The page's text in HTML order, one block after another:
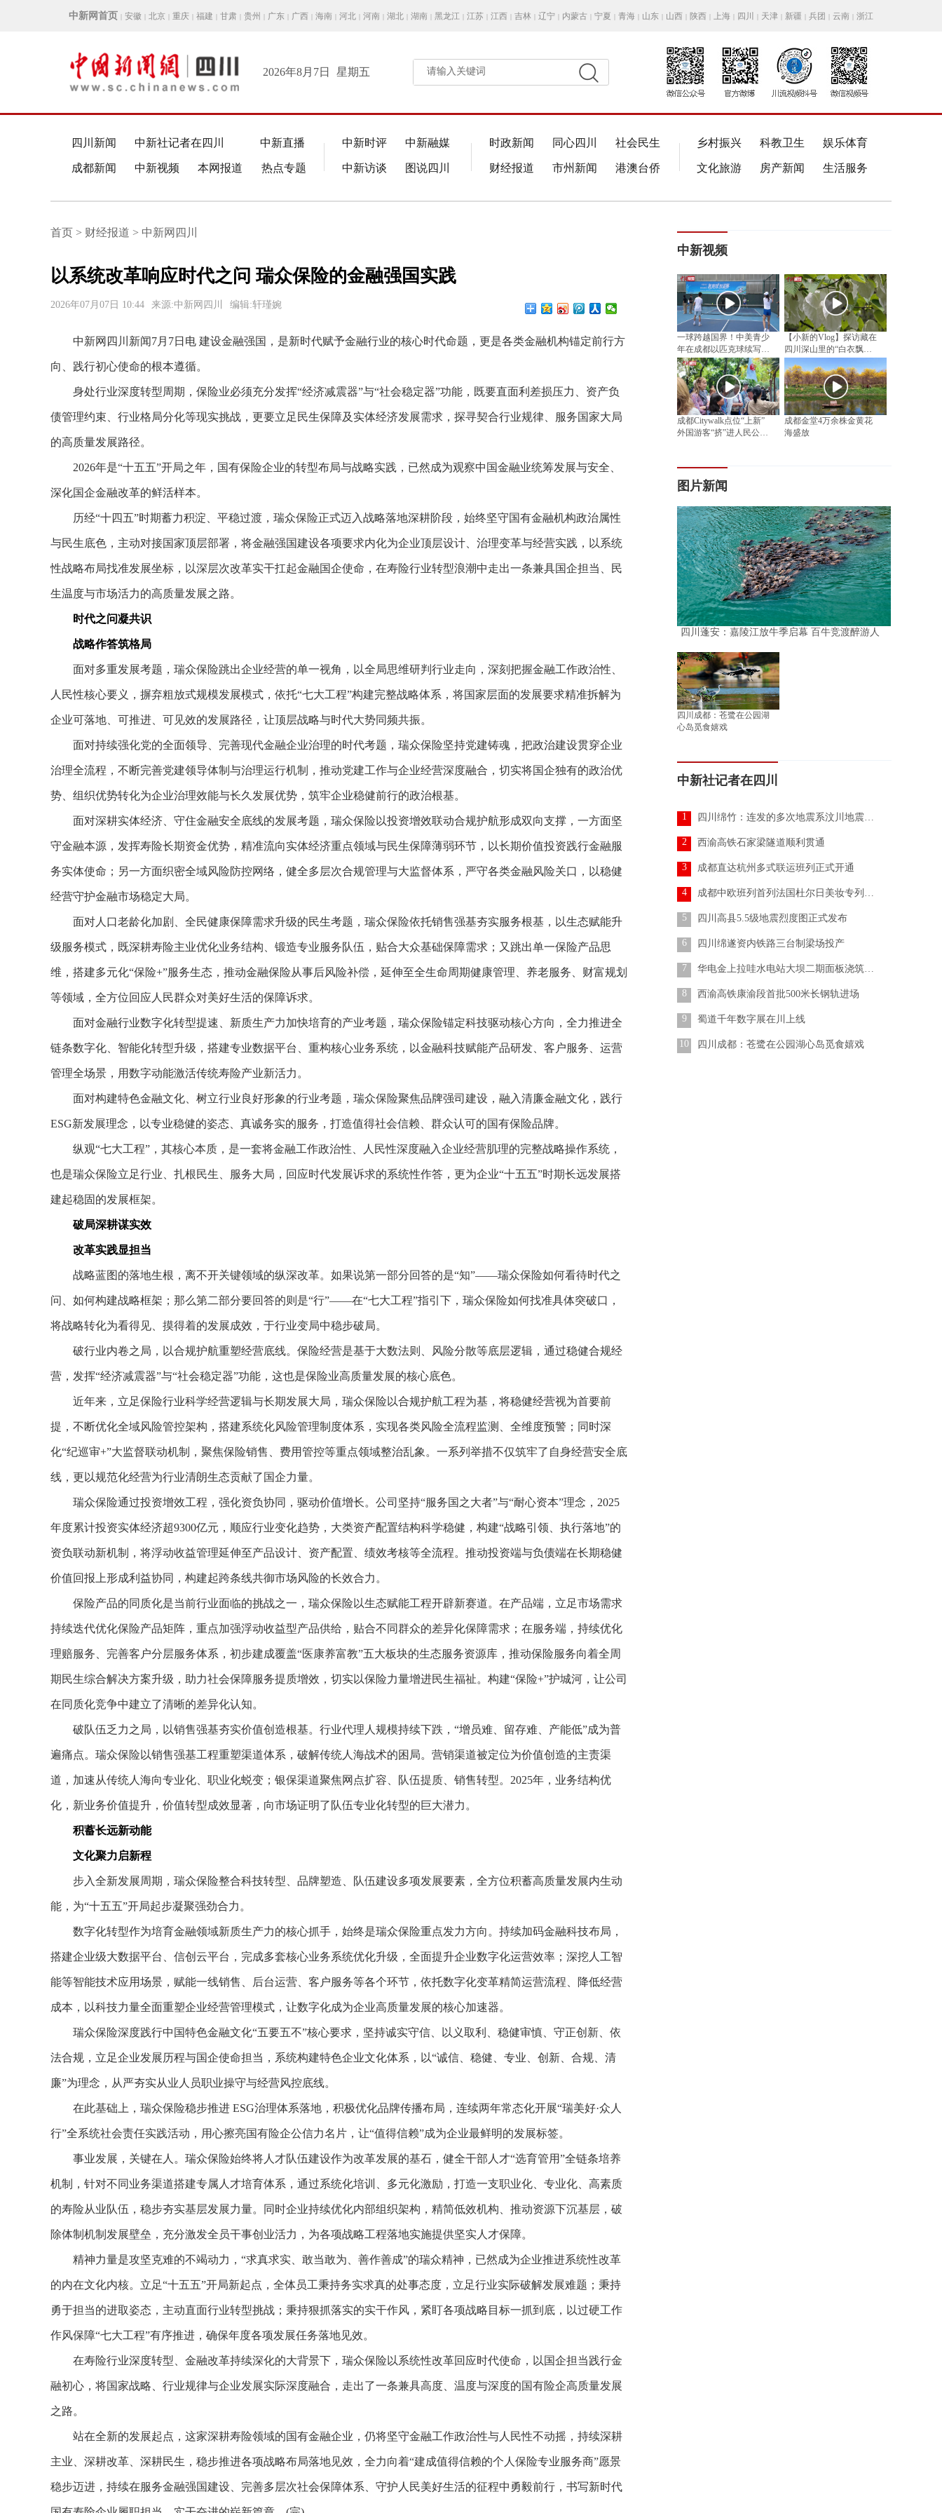
中新网首页 | 安徽 | 北京 | 重庆 | 福建 | 甘肃 | 贵州 | 广东 | 广西 | 海南 | 河北 | 河南 | 湖北 | 湖南 | 黑龙江 | 江苏 | 江西 | 吉林 | 辽宁 | 内蒙古 | 宁夏 | 青海 | 山东 | 山西 | 陕西 | 上海 | 四川 | 天津 | 新疆 | 兵团 | 云南 | 浙江
2026年8月7日 星期五 请输入关键词
四川新闻 中新社记者在四川 中新直播
成都新闻 中新视频 本网报道 热点专题
中新时评 中新融媒
中新访谈 图说四川
时政新闻 同心四川 社会民生
财经报道 市州新闻 港澳台侨
乡村振兴 科教卫生 娱乐体育
文化旅游 房产新闻 生活服务
首页 > 财经报道 > 中新网四川
以系统改革响应时代之问 瑞众保险的金融强国实践
2026年07月07日 10:44 来源:中新网四川 编辑:轩瑾婉
中新网四川新闻7月7日电 建设金融强国，是新时代赋予金融行业的核心时代命题，更是各类金融机构锚定前行方
向、践行初心使命的根本遵循。
身处行业深度转型周期，保险业必须充分发挥“经济减震器”与“社会稳定器”功能，既要直面利差损压力、资产负
债管理约束、行业格局分化等现实挑战，更要立足民生保障及实体经济发展需求，探寻契合行业规律、服务国家大局
的高质量发展路径。
2026年是“十五五”开局之年，国有保险企业的转型布局与战略实践，已然成为观察中国金融业统筹发展与安全、
深化国企金融改革的鲜活样本。
历经“十四五”时期蓄力积淀、平稳过渡，瑞众保险正式迈入战略落地深耕阶段，始终坚守国有金融机构政治属性
与民生底色，主动对接国家顶层部署，将金融强国建设各项要求内化为企业顶层设计、治理变革与经营实践，以系统
性战略布局找准发展坐标，以深层次改革实干扛起金融国企使命，在寿险行业转型浪潮中走出一条兼具国企担当、民
生温度与市场活力的高质量发展之路。
时代之问凝共识
战略作答筑格局
面对多重发展考题，瑞众保险跳出企业经营的单一视角，以全局思维研判行业走向，深刻把握金融工作政治性、
人民性核心要义，摒弃粗放式规模发展模式，依托“七大工程”构建完整战略体系，将国家层面的发展要求精准拆解为
企业可落地、可推进、可见效的发展路径，让顶层战略与时代大势同频共振。
面对持续强化党的全面领导、完善现代金融企业治理的时代考题，瑞众保险坚持党建铸魂，把政治建设贯穿企业
治理全流程，不断完善党建领导体制与治理运行机制，推动党建工作与企业经营深度融合，切实将国企独有的政治优
势、组织优势转化为企业治理效能与长久发展优势，筑牢企业稳健前行的政治根基。
面对深耕实体经济、守住金融安全底线的发展考题，瑞众保险以投资增效联动合规护航形成双向支撑，一方面坚
守金融本源，发挥寿险长期资金优势，精准流向实体经济重点领域与民生保障薄弱环节，以长期价值投资践行金融服
务实体使命；另一方面织密全域风险防控网络，健全多层次合规管理与大监督体系，严守各类金融风险关口，以稳健
经营守护金融市场稳定大局。
面对人口老龄化加剧、全民健康保障需求升级的民生考题，瑞众保险依托销售强基夯实服务根基，以生态赋能升
级服务模式，既深耕寿险主业优化业务结构、锻造专业服务队伍，贴合大众基础保障需求；又跳出单一保险产品思
维，搭建多元化“保险+”服务生态，推动金融保险从事后风险补偿，延伸至全生命周期健康管理、养老服务、财富规划
等领域，全方位回应人民群众对美好生活的保障诉求。
面对金融行业数字化转型提速、新质生产力加快培育的产业考题，瑞众保险锚定科技驱动核心方向，全力推进全
链条数字化、智能化转型升级，搭建专业数据平台、重构核心业务系统，以金融科技赋能产品研发、客户服务、运营
管理全场景，用数字动能激活传统寿险产业新活力。
面对构建特色金融文化、树立行业良好形象的行业考题，瑞众保险聚焦品牌强司建设，融入清廉金融文化，践行
ESG新发展理念，以专业稳健的姿态、真诚务实的服务，打造值得社会信赖、群众认可的国有保险品牌。
纵观“七大工程”，其核心本质，是一套将金融工作政治性、人民性深度融入企业经营肌理的完整战略操作系统，
也是瑞众保险立足行业、扎根民生、服务大局，回应时代发展诉求的系统性作答，更为企业“十五五”时期长远发展搭
建起稳固的发展框架。
破局深耕谋实效
改革实践显担当
战略蓝图的落地生根，离不开关键领域的纵深改革。如果说第一部分回答的是“知”——瑞众保险如何看待时代之
问、如何构建战略框架；那么第二部分要回答的则是“行”——在“七大工程”指引下，瑞众保险如何找准具体突破口，
将战略转化为看得见、摸得着的发展成效，于行业变局中稳步破局。
破行业内卷之局，以合规护航重塑经营底线。保险经营是基于大数法则、风险分散等底层逻辑，通过稳健合规经
营，发挥“经济减震器”与“社会稳定器”功能，这也是保险业高质量发展的核心底色。
近年来，立足保险行业科学经营逻辑与长期发展大局，瑞众保险以合规护航工程为基，将稳健经营视为首要前
提，不断优化全域风险管控架构，搭建系统化风险管理制度体系，实现各类风险全流程监测、全维度预警；同时深
化“纪巡审+”大监督联动机制，聚焦保险销售、费用管控等重点领域整治乱象。一系列举措不仅筑牢了自身经营安全底
线，更以规范化经营为行业清朗生态贡献了国企力量。
瑞众保险通过投资增效工程，强化资负协同，驱动价值增长。公司坚持“服务国之大者”与“耐心资本”理念，2025
年度累计投资实体经济超9300亿元，顺应行业变化趋势，大类资产配置结构科学稳健，构建“战略引领、执行落地”的
资负联动新机制，将浮动收益管理延伸至产品设计、资产配置、绩效考核等全流程。推动投资端与负债端在长期稳健
价值回报上形成利益协同，构建起跨条线共御市场风险的长效合力。
保险产品的同质化是当前行业面临的挑战之一，瑞众保险以生态赋能工程开辟新赛道。在产品端，立足市场需求
持续迭代优化保险产品矩阵，重点加强浮动收益型产品供给，贴合不同群众的差异化保障需求；在服务端，持续优化
理赔服务、完善客户分层服务体系，初步建成覆盖“医康养富教”五大板块的生态服务资源库，推动保险服务向着全周
期民生综合解决方案升级，助力社会保障服务提质增效，切实以保险力量增进民生福祉。构建“保险+”护城河，让公司
在同质化竞争中建立了清晰的差异化认知。
破队伍乏力之局，以销售强基夯实价值创造根基。行业代理人规模持续下跌，“增员难、留存难、产能低”成为普
遍痛点。瑞众保险以销售强基工程重塑渠道体系，破解传统人海战术的困局。营销渠道被定位为价值创造的主责渠
道，加速从传统人海向专业化、职业化蜕变；银保渠道聚焦网点扩容、队伍提质、销售转型。2025年，业务结构优
化，新业务价值提升，价值转型成效显著，向市场证明了队伍专业化转型的巨大潜力。
积蓄长远新动能
文化聚力启新程
步入全新发展周期，瑞众保险整合科技转型、品牌塑造、队伍建设多项发展要素，全方位积蓄高质量发展内生动
能，为“十五五”开局起步凝聚强劲合力。
数字化转型作为培育金融领域新质生产力的核心抓手，始终是瑞众保险重点发力方向。持续加码金融科技布局，
搭建企业级大数据平台、信创云平台，完成多套核心业务系统优化升级，全面提升企业数字化运营效率；深挖人工智
能等智能技术应用场景，赋能一线销售、后台运营、客户服务等各个环节，依托数字化变革精简运营流程、降低经营
成本，以科技力量全面重塑企业经营管理模式，让数字化成为企业高质量发展的核心加速器。
瑞众保险深度践行中国特色金融文化“五要五不”核心要求，坚持诚实守信、以义取利、稳健审慎、守正创新、依
法合规，立足企业发展历程与国企使命担当，系统构建特色企业文化体系，以“诚信、稳健、专业、创新、合规、清
廉”为理念，从严夯实从业人员职业操守与经营风控底线。
在此基础上，瑞众保险稳步推进 ESG治理体系落地，积极优化品牌传播布局，连续两年常态化开展“瑞美好·众人
行”全系统社会责任实践活动，用心擦亮国有险企公信力名片，让“值得信赖”成为企业最鲜明的发展标签。
事业发展，关键在人。瑞众保险始终将人才队伍建设作为改革发展的基石，健全干部人才“选育管用”全链条培养
机制，针对不同业务渠道搭建专属人才培育体系，通过系统化培训、多元化激励，打造一支职业化、专业化、高素质
的寿险从业队伍，稳步夯实基层发展力量。同时企业持续优化内部组织架构，精简低效机构、推动资源下沉基层，破
除体制机制发展壁垒，充分激发全员干事创业活力，为各项战略工程落地实施提供坚实人才保障。
精神力量是攻坚克难的不竭动力，“求真求实、敢当敢为、善作善成”的瑞众精神，已然成为企业推进系统性改革
的内在文化内核。立足“十五五”开局新起点，全体员工秉持务实求真的处事态度，立足行业实际破解发展难题；秉持
勇于担当的进取姿态，主动直面行业转型挑战；秉持狠抓落实的实干作风，紧盯各项战略目标一抓到底，以过硬工作
作风保障“七大工程”有序推进，确保年度各项发展任务落地见效。
在寿险行业深度转型、金融改革持续深化的大背景下，瑞众保险以系统性改革回应时代使命，以国企担当践行金
融初心，将国家战略、行业规律与企业发展实际深度融合，走出了一条兼具高度、温度与深度的国有险企高质量发展
之路。
站在全新的发展起点，这家深耕寿险领域的国有金融企业，仍将坚守金融工作政治性与人民性不动摇，持续深耕
主业、深耕改革、深耕民生，稳步推进各项战略布局落地见效，全力向着“建成值得信赖的个人保险专业服务商”愿景
稳步迈进，持续在服务金融强国建设、完善多层次社会保障体系、守护人民美好生活的征程中勇毅前行，书写新时代
中新视频
一球跨越国界！中美青少
年在成都以匹克球续写民
间友好
【小新的Vlog】探访藏在
四川深山里的“白衣飘飘”
成都Citywalk点位“上新”
外国游客“挤”进人民公园
成都金堂4万余株金黄花
海盛放
图片新闻
四川蓬安：嘉陵江放牛季启幕 百牛竞渡醉游人
四川成都：苍鹭在公园湖
心岛觅食嬉戏
中新社记者在四川
1 四川绵竹：连发的多次地震系汶川地震余震 无人员伤亡报告
2 西渝高铁石家梁隧道顺利贯通
3 成都直达杭州多式联运班列正式开通
4 成都中欧班列首列法国杜尔日美妆专列发车
5 四川高县5.5级地震烈度图正式发布
6 四川绵遂资内铁路三台制梁场投产
7 华电金上拉哇水电站大坝二期面板浇筑完成
8 西渝高铁康渝段首批500米长钢轨进场
9 蜀道千年数字展在川上线
10 四川成都：苍鹭在公园湖心岛觅食嬉戏